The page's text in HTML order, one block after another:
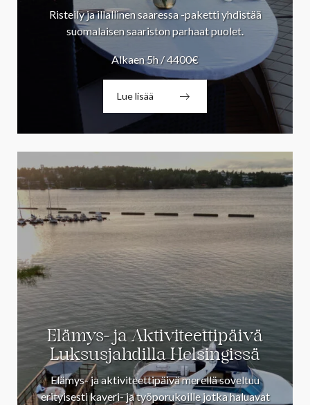
Risteily ja illallinen saaressa -paketti yhdistää
suomalaisen saariston parhaat puolet.
Alkaen 5h / 4400€
Lue lisää
Elämys- ja Aktiviteettipäivä
Luksusjahdilla Helsingissä
Elämys- ja aktiviteettipäivä merellä soveltuu
erityisesti kaveri- ja työporukoille jotka haluavat